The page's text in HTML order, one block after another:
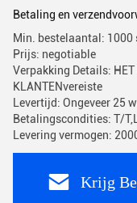
Betaling en
Min. bestelaantal: 1000
Prijs: negotiable
Verpakking Details: HET
KLANTENvereiste
Levertijd: Ongeveer 25
Betalingscondities: T/
Levering vermogen:
Krijg